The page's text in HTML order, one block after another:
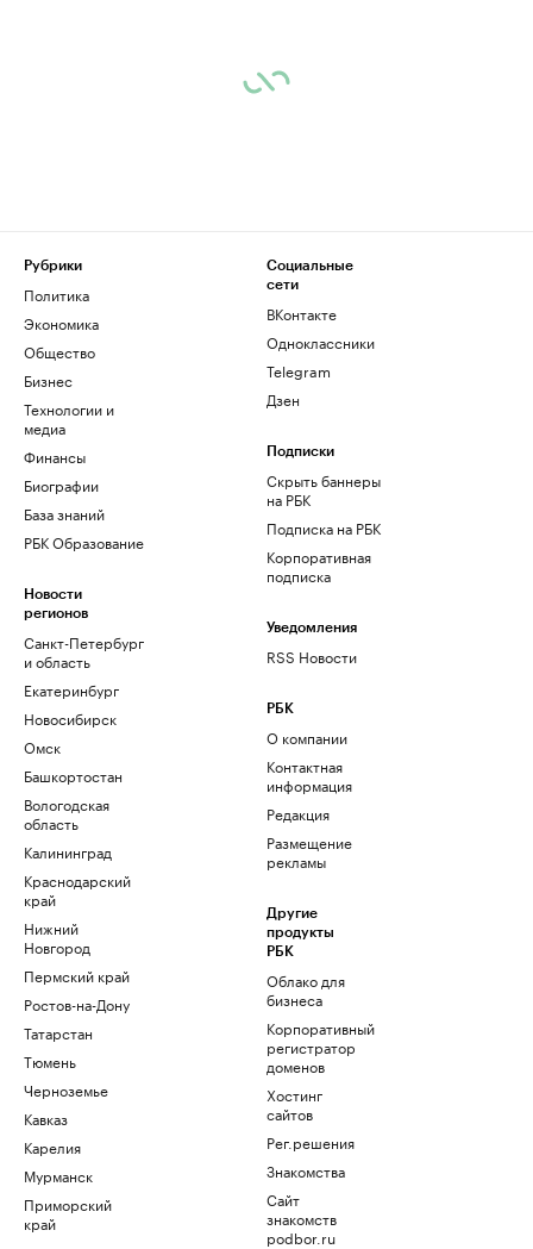
Рубрики
Политика
Экономика
Общество
Бизнес
Технологии и
медиа
Финансы
Биографии
База знаний
РБК Образование
Новости
регионов
Санкт-Петербург
и область
Екатеринбург
Новосибирск
Омск
Башкортостан
Вологодская
область
Калининград
Краснодарский
край
Нижний
Новгород
Пермский край
Ростов-на-Дону
Татарстан
Тюмень
Черноземье
Кавказ
Карелия
Мурманск
Приморский
край
Социальные
сети
ВКонтакте
Одноклассники
Telegram
Дзен
Подписки
Скрыть баннеры
на РБК
Подписка на РБК
Корпоративная
подписка
Уведомления
RSS Новости
РБК
О компании
Контактная
информация
Редакция
Размещение
рекламы
Другие
продукты
РБК
Облако для
бизнеса
Корпоративный
регистратор
доменов
Хостинг
сайтов
Рег.решения
Знакомства
Сайт
знакомств
podbor.ru